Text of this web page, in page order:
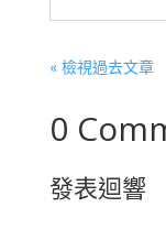
« 檢視過去文章
0
發表迴響